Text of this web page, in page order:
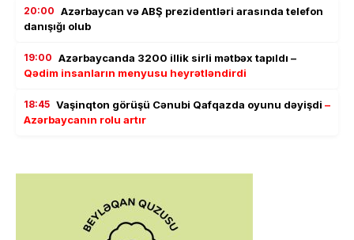
20:00 Azərbaycan və ABŞ prezidentləri arasında telefon
danışığı olub
19:00 Azərbaycanda 3200 illik sirli mətbəx tapıldı –
Qədim insanların menyusu heyrətləndirdi
18:45 Vaşinqton görüşü Cənubi Qafqazda oyunu dəyişdi –
Azərbaycanın rolu artır